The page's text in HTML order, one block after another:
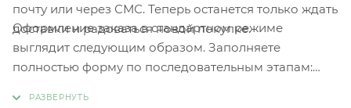
почту или через СМС. Теперь останется только ждать
доставки и радоваться новой покупке.
Оформление заказа в стандартном режиме
выглядит следующим образом. Заполняете
полностью форму по последовательным этапам: